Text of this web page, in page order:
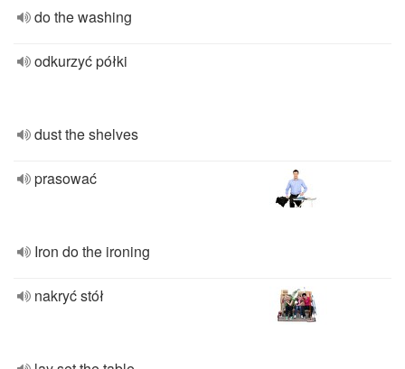
do the washing
odkurzyć półki
dust the shelves
prasować
Iron do the ironing
nakryć stół